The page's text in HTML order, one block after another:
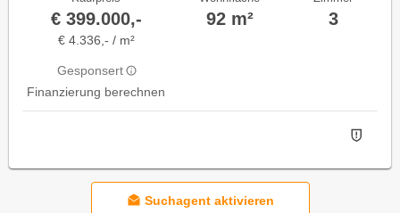
€ 399.000,-
€ 4.336,- / m²
Gesponsert
Finanzierung berechnen
92 m² 3
Suchagent aktivieren